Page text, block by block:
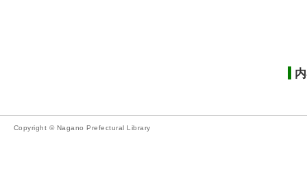
Copyright © Nagano Prefectural Library